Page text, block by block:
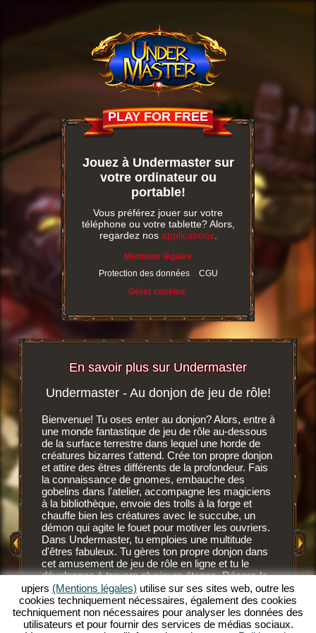
PLAY FOR FREE
Jouez à Undermaster sur
votre ordinateur ou
portable!
Vous préférez jouer sur votre
téléphone ou votre tablette? Alors,
regardez nos applications.
Mentions légales
Protection des données
CGU
Gérer cookies
En savoir plus sur Undermaster
tu
Undermaster - Au donjon de jeu de rôle!
Bienvenue! Tu oses enter au donjon? Alors, entre à
une monde fantastique de jeu de rôle au-dessous
de la surface terrestre dans lequel une horde de
créatures bizarres t'attend. Crée ton propre donjon
et attire des êtres différents de la profondeur. Fais
la connaissance de gnomes, embauche des
gobelins dans l'atelier, accompagne les magiciens
à la bibliothèque, envoie des trolls à la forge et
chauffe bien les créatures avec le succube, un
démon qui agite le fouet pour motiver les ouvriers.
Dans Undermaster, tu emploies une multitude
d'êtres fabuleux. Tu gères ton propre donjon dans
cet amusement de jeu de rôle en ligne et tu le
développes à travers plusieurs étages. Décore-le
avec des superbes objets, aménage les salles et
illumine le décor avec des torches de toutes les
couleurs. Découvre les profondeurs de ce jeu de
rôle en ligne extraordinaire et deviens un
Soif
C'est
des
Après
fond,
Ces
mais
savent
savent
plus
devrais
upjers (Mentions légales) utilise sur ses sites web, outre les
cookies techniquement nécessaires, également des cookies
techniquement non nécessaires pour analyser les données des
utilisateurs et pour fournir des services de médias sociaux.